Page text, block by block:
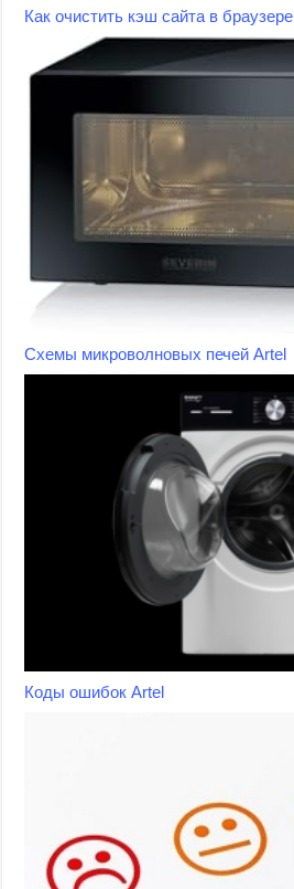
Как очистить кэш сайта в браузере
Схемы микроволновых печей Artel
Коды ошибок Artel